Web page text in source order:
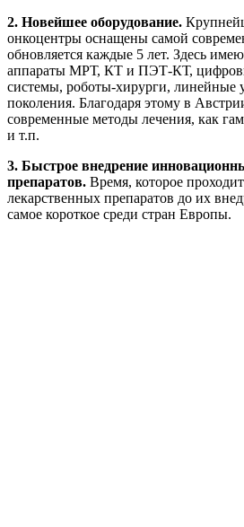
2. Новейшее оборудование.
онкоцентры оснащены самой
обновляется каждые 5 лет. Здесь
аппараты МРТ, КТ и ПЭТ-КТ,
системы, роботы-хирурги, линейные
поколения. Благодаря этому в
современные методы лечения, как
и т.п.
3. Быстрое внедрение
препаратов. Время, которое
лекарственных препаратов до их
самое короткое среди стран Европы.